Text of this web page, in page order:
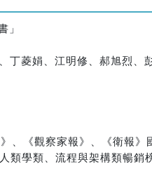
丁菱娟、江明修、郝旭烈、
、《觀察家報》、《衛報》
類學類、流程與架構類暢